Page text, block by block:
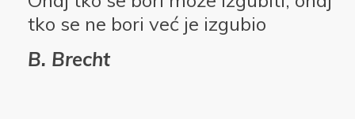
tko se ne bori već je izgubio
B. Brecht